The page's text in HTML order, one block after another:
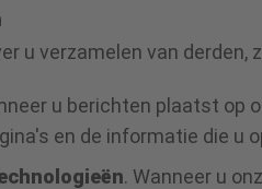
u verzamelen van
u berichten plaatst op
en de informatie die u
. Wanneer u